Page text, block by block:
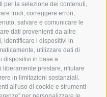
per la selezione dei contenuti,
frodi, correggere errori,
salvare e comunicare le
dati provenienti da altre
identificare i dispositivi in
utilizzare dati di
dispositivi in base a
prestare, rifiutare
in limitazioni sostanziali.
all'uso di cookie e strumenti